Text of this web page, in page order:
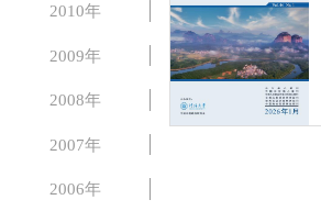
2010年
2009年
2008年
2007年
2006年